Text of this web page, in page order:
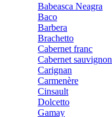
Babeasca Neagra
Baco
Barbera
Brachetto
Cabernet franc
Cabernet sauvignon
Carignan
Carmenère
Cinsault
Dolcetto
Gamay